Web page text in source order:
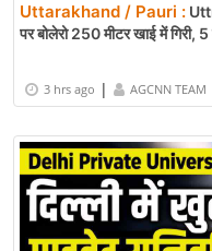
Uttarakhand / Pauri :
पर बोलेरो 250 मीटर खाई में गिरी, 5
3 hrs ago | AGCNN TEAM